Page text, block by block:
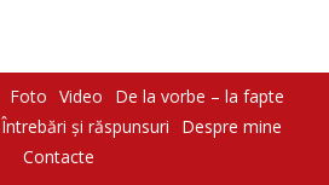
Foto Video
De la vorbe – la fapte
Întrebări şi răspunsuri
Despre mine
Contacte